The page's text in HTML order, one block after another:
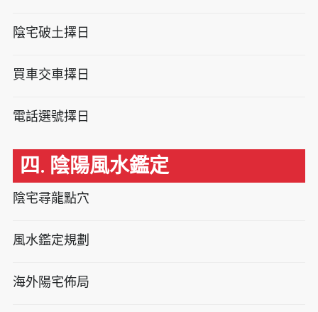
陰宅破土擇日
買車交車擇日
電話選號擇日
四. 陰陽風水鑑定
陰宅尋龍點穴
風水鑑定規劃
海外陽宅佈局